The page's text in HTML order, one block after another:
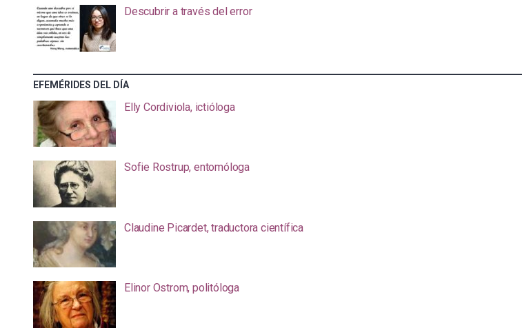
Descubrir a través del error
EFEMÉRIDES DEL DÍA
Elly Cordiviola, ictióloga
Sofie Rostrup, entomóloga
Claudine Picardet, traductora científica
Elinor Ostrom, politóloga